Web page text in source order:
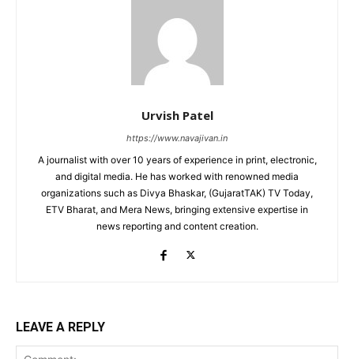
Urvish Patel
https://www.navajivan.in
A journalist with over 10 years of experience in print, electronic,
and digital media. He has worked with renowned media
organizations such as Divya Bhaskar, (GujaratTAK) TV Today,
ETV Bharat, and Mera News, bringing extensive expertise in
news reporting and content creation.
LEAVE A REPLY